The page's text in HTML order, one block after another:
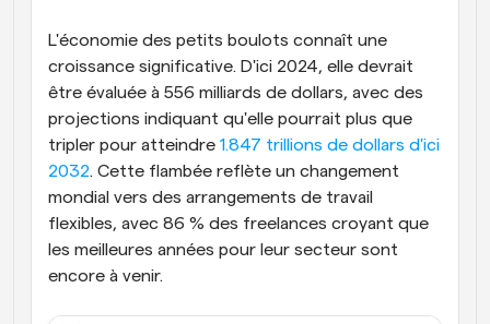
L'économie des petits boulots connaît une
croissance significative. D'ici 2024, elle devrait
être évaluée à 556 milliards de dollars, avec des
projections indiquant qu'elle pourrait plus que
tripler pour atteindre 1.847 trillions de dollars d'ici
2032. Cette flambée reflète un changement
mondial vers des arrangements de travail
flexibles, avec 86 % des freelances croyant que
les meilleures années pour leur secteur sont
encore à venir.